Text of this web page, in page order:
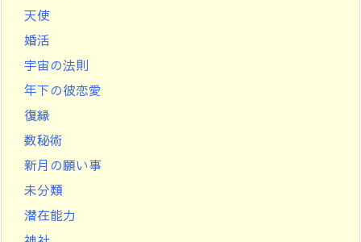
天使
婚活
宇宙の法則
年下の彼恋愛
復縁
数秘術
新月の願い事
未分類
潜在能力